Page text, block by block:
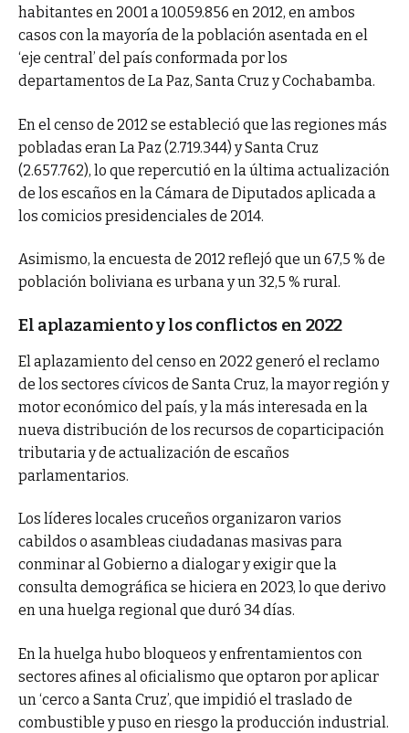
habitantes en 2001 a 10.059.856 en 2012, en ambos
casos con la mayoría de la población asentada en el
‘eje central’ del país conformada por los
departamentos de La Paz, Santa Cruz y Cochabamba.
En el censo de 2012 se estableció que las regiones más
pobladas eran La Paz (2.719.344) y Santa Cruz
(2.657.762), lo que repercutió en la última actualización
de los escaños en la Cámara de Diputados aplicada a
los comicios presidenciales de 2014.
Asimismo, la encuesta de 2012 reflejó que un 67,5 % de
población boliviana es urbana y un 32,5 % rural.
El aplazamiento y los conflictos en 2022
El aplazamiento del censo en 2022 generó el reclamo
de los sectores cívicos de Santa Cruz, la mayor región y
motor económico del país, y la más interesada en la
nueva distribución de los recursos de coparticipación
tributaria y de actualización de escaños
parlamentarios.
Los líderes locales cruceños organizaron varios
cabildos o asambleas ciudadanas masivas para
conminar al Gobierno a dialogar y exigir que la
consulta demográfica se hiciera en 2023, lo que derivo
en una huelga regional que duró 34 días.
En la huelga hubo bloqueos y enfrentamientos con
sectores afines al oficialismo que optaron por aplicar
un ‘cerco a Santa Cruz’, que impidió el traslado de
combustible y puso en riesgo la producción industrial.